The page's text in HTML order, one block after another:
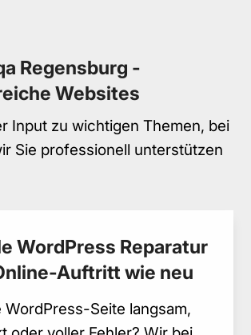
Regensburg -
Websites
Input zu wichtigen Themen, bei
Sie professionell unterstützen
WordPress Reparatur
Auftritt wie neu
WordPress-Seite langsam,